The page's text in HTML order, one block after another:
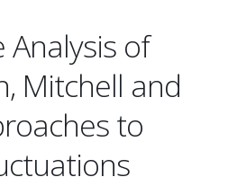
of
Mitchell and
to